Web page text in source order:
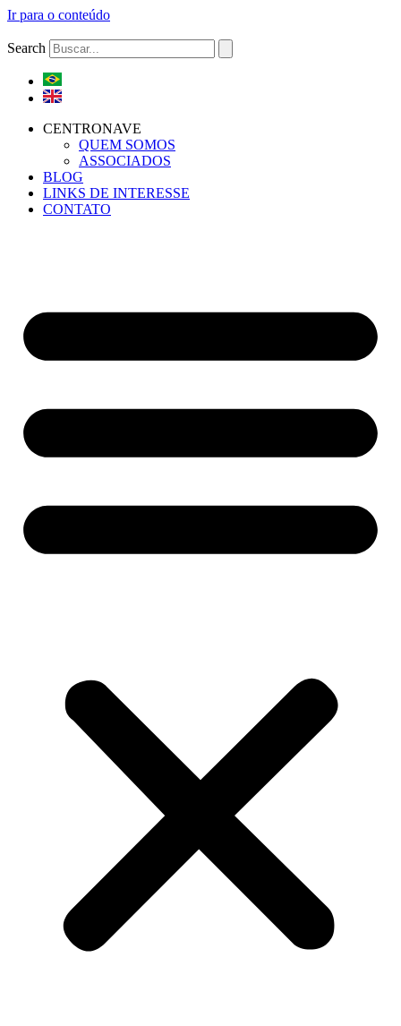
Ir para o conteúdo
Search
CENTRONAVE
QUEM SOMOS
ASSOCIADOS
BLOG
LINKS DE INTERESSE
CONTATO